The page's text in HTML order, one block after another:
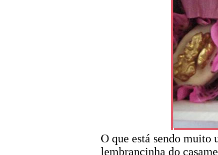
O que está sendo muito
lembrancinha do